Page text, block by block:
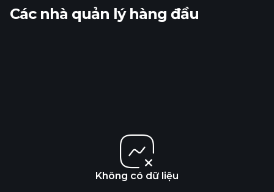
Các nhà quản lý hàng đầu
Không có dữ liệu